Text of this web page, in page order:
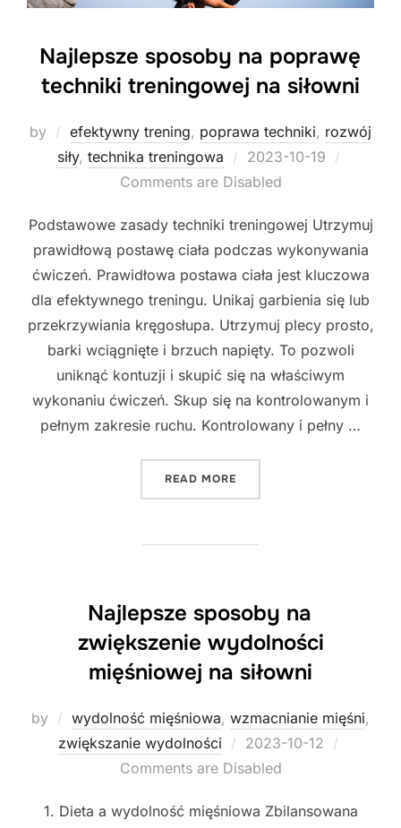
Najlepsze sposoby na poprawę
techniki treningowej na siłowni
by efektywny trening, poprawa techniki, rozwój
siły, technika treningowa
Posted
on
2023-10-19
Comments are Disabled
Podstawowe zasady techniki treningowej Utrzymuj
prawidłową postawę ciała podczas wykonywania
ćwiczeń. Prawidłowa postawa ciała jest kluczowa
dla efektywnego treningu. Unikaj garbienia się lub
przekrzywiania kręgosłupa. Utrzymuj plecy prosto,
barki wciągnięte i brzuch napięty. To pozwoli
uniknąć kontuzji i skupić się na właściwym
wykonaniu ćwiczeń. Skup się na kontrolowanym i
pełnym zakresie ruchu. Kontrolowany i pełny …
READ MORE
Najlepsze sposoby na
zwiększenie wydolności
mięśniowej na siłowni
by wydolność mięśniowa, wzmacnianie mięśni,
zwiększanie wydolności
Posted
on
2023-10-12
Comments are Disabled
1. Dieta a wydolność mięśniowa Zbilansowana